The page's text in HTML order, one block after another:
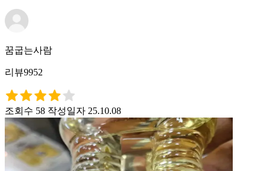
꿈굽는사람
리뷰9952
조회수 58 작성일자 25.10.08